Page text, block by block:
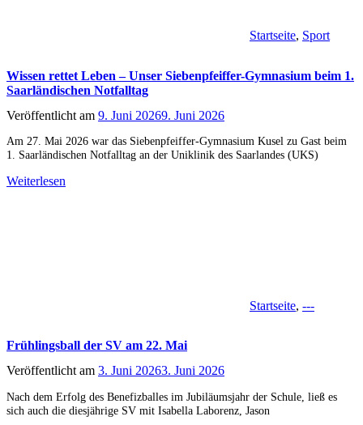
Startseite, Sport
Wissen rettet Leben – Unser Siebenpfeiffer-Gymnasium beim 1.
Saarländischen Notfalltag
Veröffentlicht am 9. Juni 20269. Juni 2026
Am 27. Mai 2026 war das Siebenpfeiffer-Gymnasium Kusel zu Gast beim
1. Saarländischen Notfalltag an der Uniklinik des Saarlandes (UKS)
Weiterlesen
Startseite, ---
Frühlingsball der SV am 22. Mai
Veröffentlicht am 3. Juni 20263. Juni 2026
Nach dem Erfolg des Benefizballes im Jubiläumsjahr der Schule, ließ es
sich auch die diesjährige SV mit Isabella Laborenz, Jason